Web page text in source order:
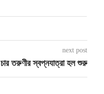
next post
চার তরুণীর স্বপ্নযাত্রা হল শুরু